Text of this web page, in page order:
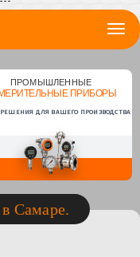
ПРОМЫШЛЕННЫЕ
ПРИБОРЫ
ДЛЯ ВАШЕГО ПРОИЗВОДСТВА
Самаре.